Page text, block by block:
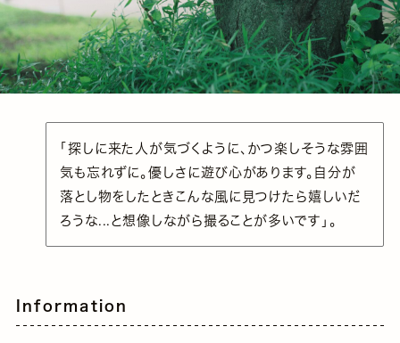
「探しに来た人が気づくように、かつ楽しそうな雰囲
気も忘れずに。優しさに遊び心があります。自分が
落とし物をしたときこんな風に見つけたら嬉しいだ
ろうな...と想像しながら撮ることが多いです」。
Information